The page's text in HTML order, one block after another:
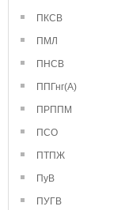
ПКСВ
ПМЛ
ПНСВ
ППГнг(А)
ПРППМ
ПСО
ПТПЖ
ПуВ
ПУГВ